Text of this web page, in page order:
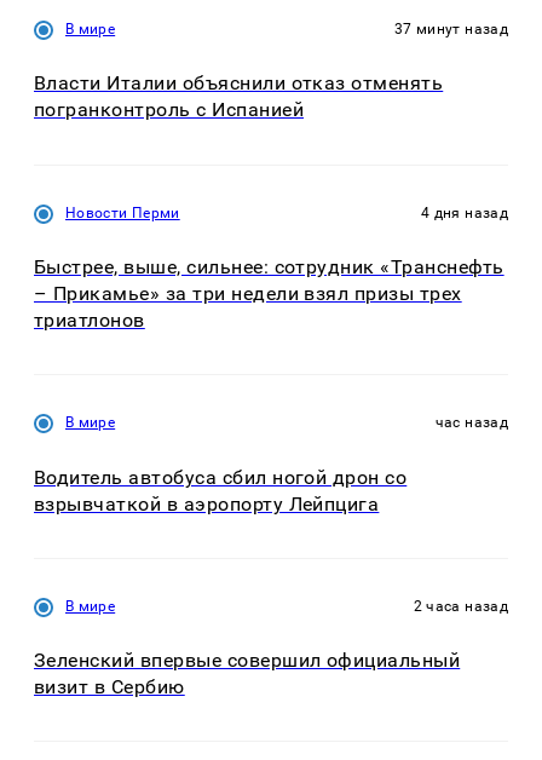
В мире 37 минут назад
Власти Италии объяснили отказ отменять
погранконтроль с Испанией
Новости Перми 4 дня назад
Быстрее, выше, сильнее: сотрудник «Транснефть
– Прикамье» за три недели взял призы трех
триатлонов
В мире час назад
Водитель автобуса сбил ногой дрон со
взрывчаткой в аэропорту Лейпцига
В мире 2 часа назад
Зеленский впервые совершил официальный
визит в Сербию